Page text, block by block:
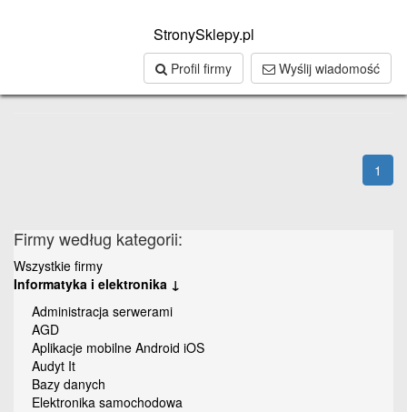
StronySklepy.pl
Profil firmy Wyślij wiadomość
1
Firmy według kategorii:
Wszystkie firmy
Informatyka i elektronika ↓
Administracja serwerami
AGD
Aplikacje mobilne Android iOS
Audyt It
Bazy danych
Elektronika samochodowa